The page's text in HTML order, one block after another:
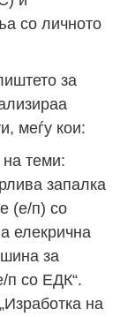
со личното
за
меѓу кои:
теми:
запалка
(е/п) со
елекрична
за
п со ЕДК“.
на